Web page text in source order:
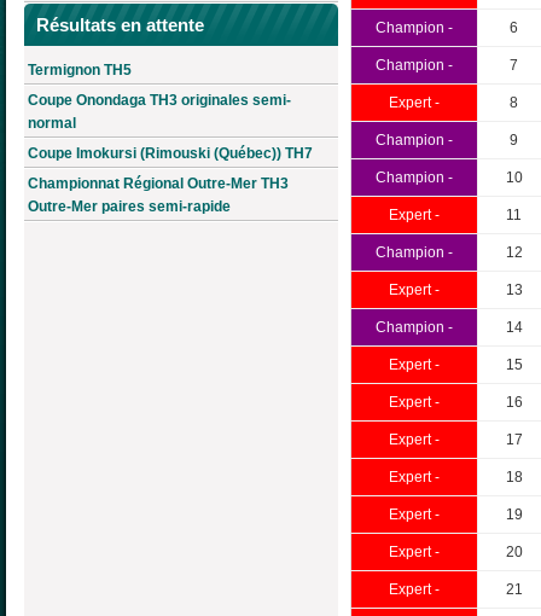
Résultats en attente
Termignon TH5
Coupe Onondaga TH3 originales semi-
normal
Coupe Imokursi (Rimouski (Québec)) TH7
Championnat Régional Outre-Mer TH3
Outre-Mer paires semi-rapide
Champion - 6
Champion - 7
Expert - 8
Champion - 9
Champion - 10
Expert - 11
Champion - 12
Expert - 13
Champion - 14
Expert - 15
Expert - 16
Expert - 17
Expert - 18
Expert - 19
Expert - 20
Expert - 21